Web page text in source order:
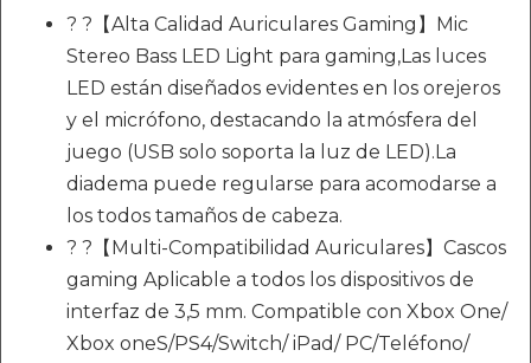
? ?【Alta Calidad Auriculares Gaming】Mic
Stereo Bass LED Light para gaming,Las luces
LED están diseñados evidentes en los orejeros
y el micrófono, destacando la atmósfera del
juego (USB solo soporta la luz de LED).La
diadema puede regularse para acomodarse a
los todos tamaños de cabeza.
? ?【Multi-Compatibilidad Auriculares】Cascos
gaming Aplicable a todos los dispositivos de
interfaz de 3,5 mm. Compatible con Xbox One/
Xbox oneS/PS4/Switch/ iPad/ PC/Teléfono/